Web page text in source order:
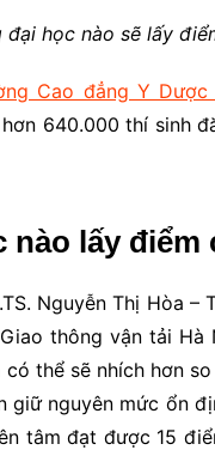
đại học nào sẽ lấy
Cao đẳng Y Dược
640.000 thí sinh
lấy điểm
Nguyễn Thị Hòa
thông vận tải Hà
thể sẽ nhích hơn
giữ nguyên mức ổn
tâm đạt được 15